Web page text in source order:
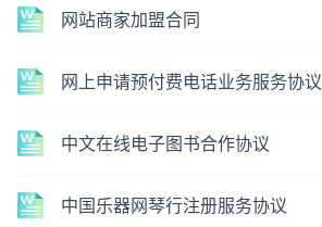
网站商家加盟合同
网上申请预付费电话业务服务协议
中文在线电子图书合作协议
中国乐器网琴行注册服务协议